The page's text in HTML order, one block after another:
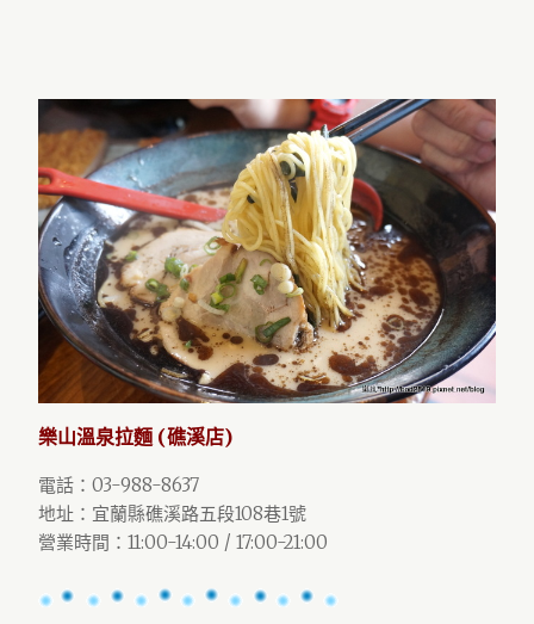
樂山溫泉拉麵 (礁溪店)
電話：03-988-8637
地址：宜蘭縣礁溪路五段108巷1號
營業時間：11:00-14:00 / 17:00-21:00